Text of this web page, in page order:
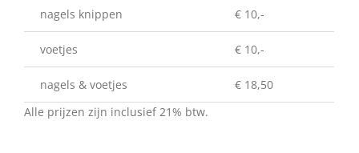
nagels knippen € 10,-
voetjes € 10,-
nagels & voetjes
€ 18,50
Alle prijzen zijn inclusief 21% btw.